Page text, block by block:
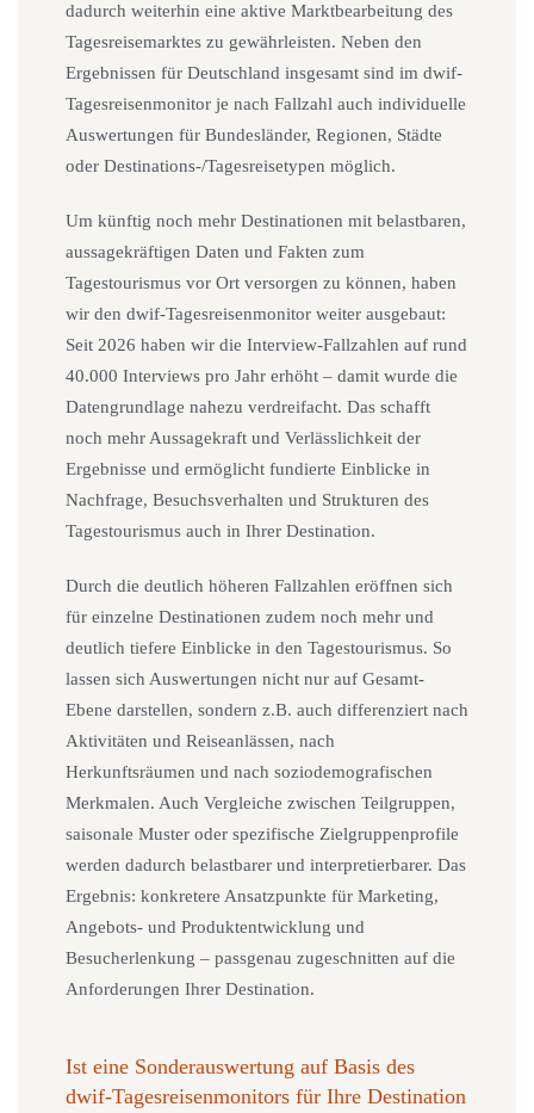
dadurch weiterhin eine aktive Marktbearbeitung des
Tagesreisemarktes zu gewährleisten. Neben den
Ergebnissen für Deutschland insgesamt sind im dwif-
Tagesreisenmonitor je nach Fallzahl auch individuelle
Auswertungen für Bundesländer, Regionen, Städte
oder Destinations-/Tagesreisetypen möglich.
Um künftig noch mehr Destinationen mit belastbaren,
aussagekräftigen Daten und Fakten zum
Tagestourismus vor Ort versorgen zu können, haben
wir den dwif‑Tagesreisenmonitor weiter ausgebaut:
Seit 2026 haben wir die Interview‑Fallzahlen auf rund
40.000 Interviews pro Jahr erhöht – damit wurde die
Datengrundlage nahezu verdreifacht. Das schafft
noch mehr Aussagekraft und Verlässlichkeit der
Ergebnisse und ermöglicht fundierte Einblicke in
Nachfrage, Besuchsverhalten und Strukturen des
Tagestourismus auch in Ihrer Destination.
Durch die deutlich höheren Fallzahlen eröffnen sich
für einzelne Destinationen zudem noch mehr und
deutlich tiefere Einblicke in den Tagestourismus. So
lassen sich Auswertungen nicht nur auf Gesamt-
Ebene darstellen, sondern z.B. auch differenziert nach
Aktivitäten und Reiseanlässen, nach
Herkunftsräumen und nach soziodemografischen
Merkmalen. Auch Vergleiche zwischen Teilgruppen,
saisonale Muster oder spezifische Zielgruppenprofile
werden dadurch belastbarer und interpretierbarer. Das
Ergebnis: konkretere Ansatzpunkte für Marketing,
Angebots- und Produktentwicklung und
Besucherlenkung – passgenau zugeschnitten auf die
Anforderungen Ihrer Destination.
Ist eine Sonderauswertung auf Basis des
dwif‑Tagesreisenmonitors für Ihre Destination